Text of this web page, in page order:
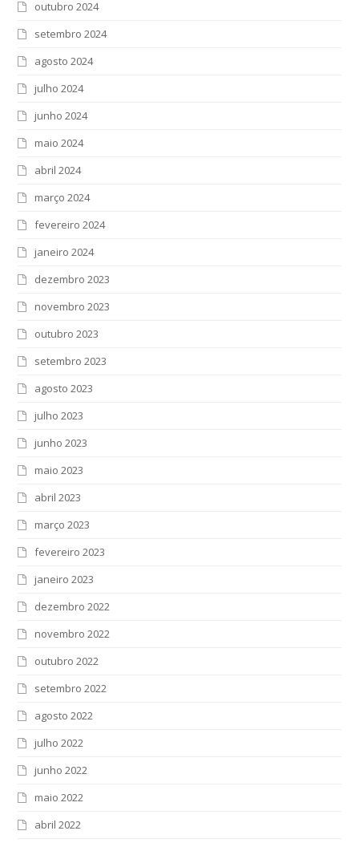
outubro 2024
setembro 2024
agosto 2024
julho 2024
junho 2024
maio 2024
abril 2024
março 2024
fevereiro 2024
janeiro 2024
dezembro 2023
novembro 2023
outubro 2023
setembro 2023
agosto 2023
julho 2023
junho 2023
maio 2023
abril 2023
março 2023
fevereiro 2023
janeiro 2023
dezembro 2022
novembro 2022
outubro 2022
setembro 2022
agosto 2022
julho 2022
junho 2022
maio 2022
abril 2022